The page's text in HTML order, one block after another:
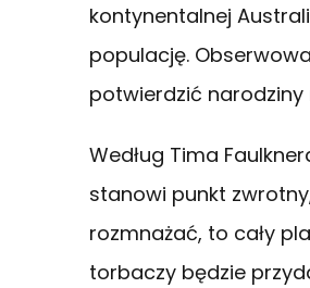
kontynentalnej
populację.
potwierdzić narodziny
Według Tima
stanowi punkt
rozmnażać, to cały
torbaczy będzie